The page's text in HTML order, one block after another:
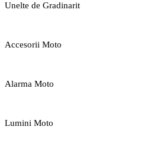
Unelte de Gradinarit
Accesorii Moto
Alarma Moto
Lumini Moto